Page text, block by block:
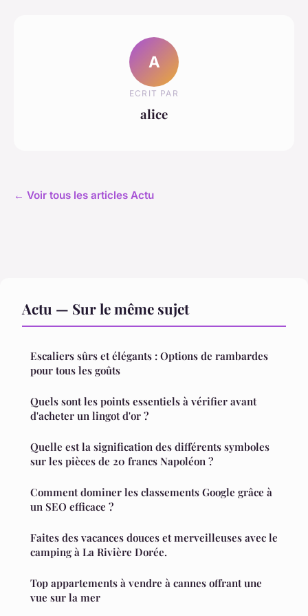
A
ECRIT PAR
alice
← Voir tous les articles Actu
Actu — Sur le même sujet
Escaliers sûrs et élégants : Options de rambardes
pour tous les goûts
Quels sont les points essentiels à vérifier avant
d'acheter un lingot d'or ?
Quelle est la signification des différents symboles
sur les pièces de 20 francs Napoléon ?
Comment dominer les classements Google grâce à
un SEO efficace ?
Faites des vacances douces et merveilleuses avec le
camping à La Rivière Dorée.
Top appartements à vendre à cannes offrant une
vue sur la mer